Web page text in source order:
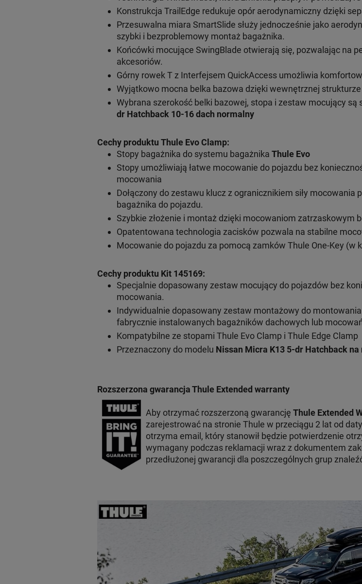
Konstrukcja TrailEdge redukuje opór aerodynamiczny dzięki
Przesuwalna miara SmartSlide służy jednocześnie jako
szybki i bezproblemowy montaż bagażnika.
Końcówki mocujące SwingBlade otwierają się, pozwalając na
akcesoriów.
Górny rowek T z Interfejsem QuickAccess umożliwia
Wyjątkowo mocna belka bazowa dzięki wewnętrznej strukturze
Wybrana szerokość belki bazowej, stopa i zestaw mocujący są
dr Hatchback 10-16 dach normalny
Cechy produktu Thule Evo Clamp:
Stopy bagażnika do systemu bagażnika Thule Evo
Stopy umożliwiają łatwe mocowanie do pojazdu bez
mocowania
Dołączony do zestawu klucz z ogranicznikiem siły
bagażnika do pojazdu.
Szybkie złożenie i montaż dzięki mocowaniom zatrzaskowym
Opatentowana technologia zacisków pozwala na stabilne
Mocowanie do pojazdu za pomocą zamków Thule One-Key (w
Cechy produktu Kit 145169:
Specjalnie dopasowany zestaw mocujący do pojazdów bez
mocowania.
Indywidualnie dopasowany zestaw montażowy do
fabrycznie instalowanych bagażników dachowych lub
Kompatybilne ze stopami Thule Evo Clamp i Thule Edge Clamp
Przeznaczony do modelu Nissan Micra K13 5-dr Hatchback
Rozszerzona gwarancja Thule Extended warranty
Aby otrzymać rozszerzoną gwarancję Thule Extended
zarejestrować na stronie Thule w przeciągu 2 lat od
otrzyma email, który stanowił będzie potwierdzenie
wymagany podczas reklamacji wraz z dokumentem
przedłużonej gwarancji dla poszczególnych grup